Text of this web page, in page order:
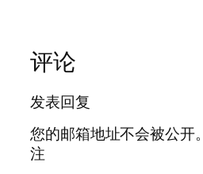
评论
发表回复
您的邮箱地址不会被公开。
注